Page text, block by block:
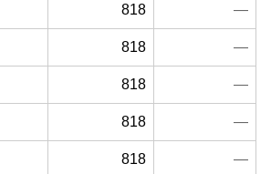
818 —
818 —
818 —
818 —
818 —